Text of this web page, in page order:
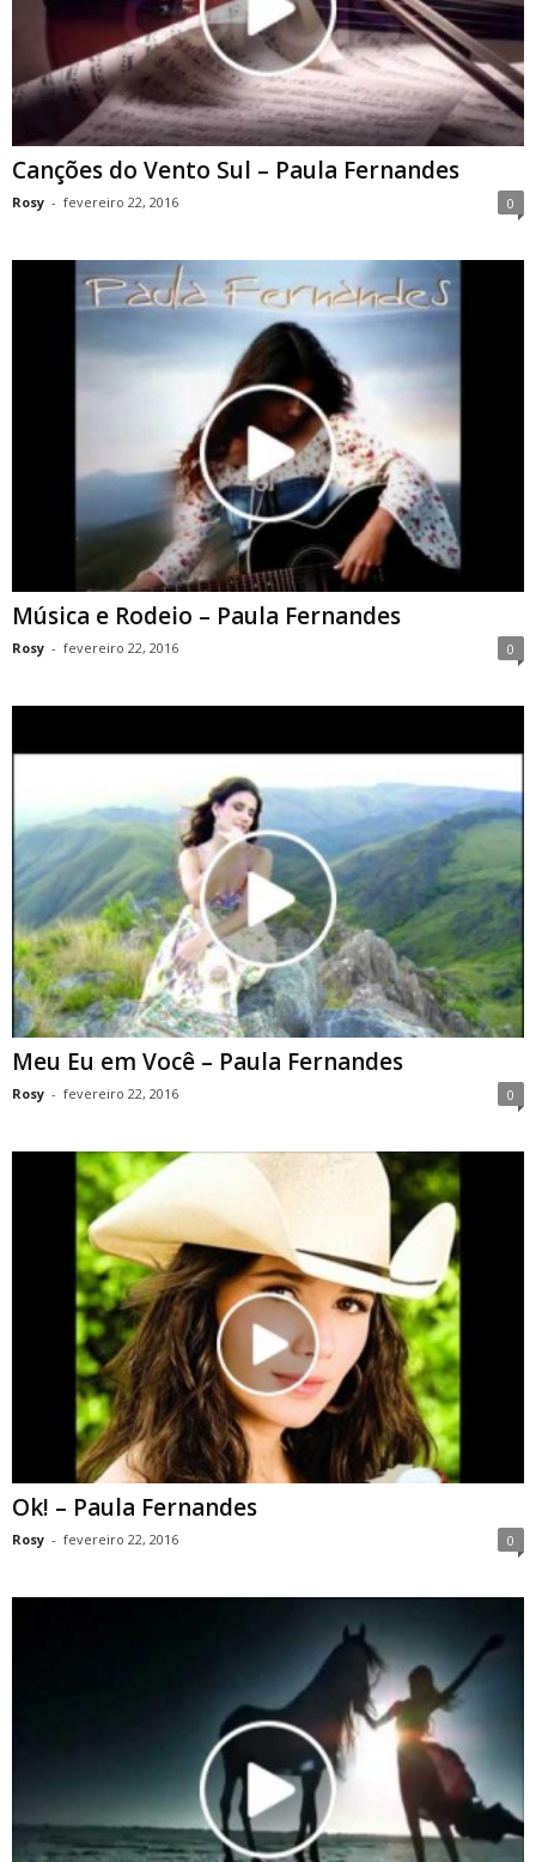
Canções do Vento Sul – Paula Fernandes
Rosy - fevereiro 22, 2016 0
Música e Rodeio – Paula Fernandes
Rosy - fevereiro 22, 2016 0
Meu Eu em Você – Paula Fernandes
Rosy - fevereiro 22, 2016 0
Ok! – Paula Fernandes
Rosy - fevereiro 22, 2016 0